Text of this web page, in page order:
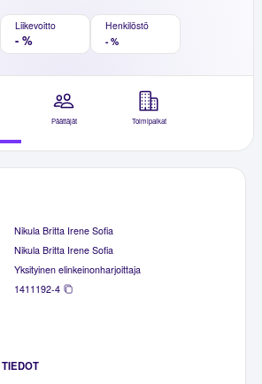
Liikevoitto
- %
Henkilöstö
- %
Päättäjät Toimipaikat
Nikula Britta Irene Sofia
Nikula Britta Irene Sofia
Yksityinen elinkeinonharjoittaja
1411192-4